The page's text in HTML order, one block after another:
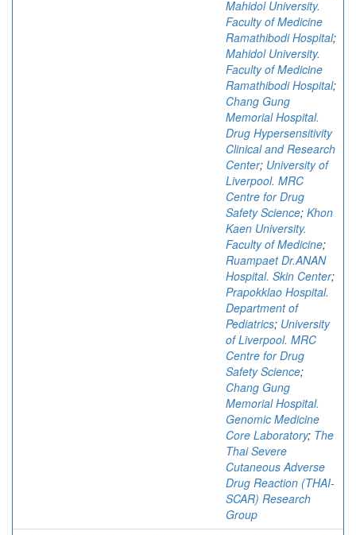
Mahidol University.
Faculty of Medicine
Ramathibodi Hospital;
Mahidol University.
Faculty of Medicine
Ramathibodi Hospital;
Chang Gung
Memorial Hospital.
Drug Hypersensitivity
Clinical and Research
Center; University of
Liverpool. MRC
Centre for Drug
Safety Science; Khon
Kaen University.
Faculty of Medicine;
Ruampaet Dr.ANAN
Hospital. Skin Center;
Prapokklao Hospital.
Department of
Pediatrics; University
of Liverpool. MRC
Centre for Drug
Safety Science;
Chang Gung
Memorial Hospital.
Genomic Medicine
Core Laboratory; The
Thai Severe
Cutaneous Adverse
Drug Reaction (THAI-
SCAR) Research
Group